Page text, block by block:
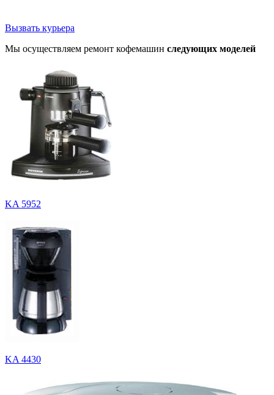
Вызвать курьера
Мы осуществляем ремонт кофемашин следующих моделей
KA 5952
KA 4430